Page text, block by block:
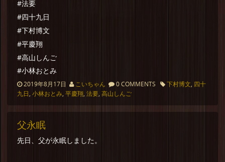
#法要
#四十九日
#下村博文
#平慶翔
#高山しんご
#小林おとみ
2019年8月17日 こいちゃん 0 COMMENTS 下村博文, 四十
九日, 小林おとみ, 平慶翔, 法要, 高山しんご
父永眠
先日、父が永眠しました。